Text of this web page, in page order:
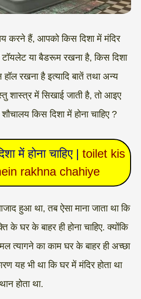
करने हैं, आपको किस दिशा में मंदिर
या बैडरूम रखना है, किस दिशा
रखना है इत्यादि बातें तथा अन्य
शास्त्र में सिखाई जाती है, तो आइए
किस दिशा में होना चाहिए ?
में होना चाहिए | toilet kis
rakhna chahiye
हुआ था, तब ऐसा माना जाता था कि
के घर के बाहर ही होना चाहिए. क्योंकि
त्यागने का काम घर के बाहर ही अच्छा
यह भी था कि घर में मंदिर होता था
होता था.